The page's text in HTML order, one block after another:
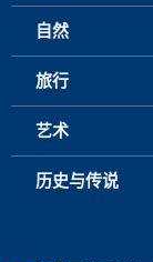
自然
旅行
艺术
历史与传说